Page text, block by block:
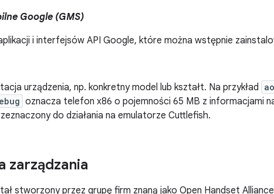
Google (GMS)
i interfejsów API Google, które można wstępnie
urządzenia, np. konkretny model lub kształt. Na przykład
oznacza telefon x86 o pojemności 65 MB z informacjami
do działania na emulatorze Cuttlefish.
zarządzania
stworzony przez grupę firm znaną jako Open Handset